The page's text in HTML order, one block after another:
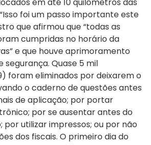
foi um passo importante este
que afirmou que “todas as
cumpridas no horário da
e que houve aprimoramento
Quase 5 mil
foram eliminados por deixarem o
o caderno de questões antes
de aplicação; por portar
por se ausentar antes do
por utilizar impressos; ou por não
dos fiscais. O primeiro dia do